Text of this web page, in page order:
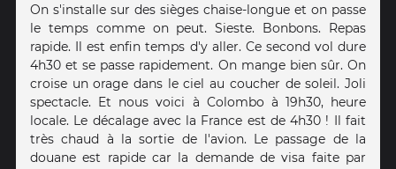
On s'installe sur des sièges chaise-longue et on passe
le temps comme on peut. Sieste. Bonbons. Repas
rapide. Il est enfin temps d'y aller. Ce second vol dure
4h30 et se passe rapidement. On mange bien sûr. On
croise un orage dans le ciel au coucher de soleil. Joli
spectacle. Et nous voici à Colombo à 19h30, heure
locale. Le décalage avec la France est de 4h30 ! Il fait
très chaud à la sortie de l'avion. Le passage de la
douane est rapide car la demande de visa faite par